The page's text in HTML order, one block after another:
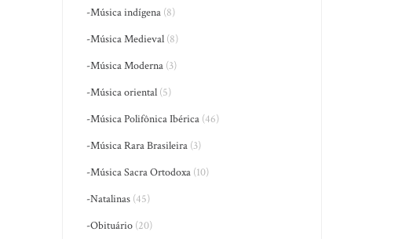
-Música indígena (8)
-Música Medieval (8)
-Música Moderna (3)
-Música oriental (5)
-Música Polifônica Ibérica (46)
-Música Rara Brasileira (3)
-Música Sacra Ortodoxa (10)
-Natalinas (45)
-Obituário (20)